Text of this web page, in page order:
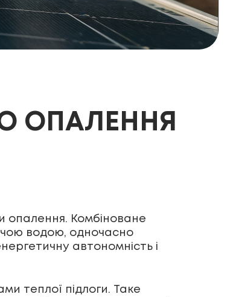
ОПАЛЕННЯ
опалення. Комбіноване
водою, одночасно
автономність і
теплої підлоги. Таке